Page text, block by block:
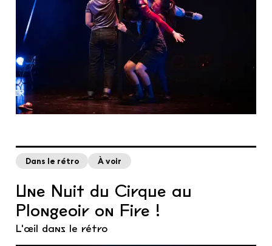
Dans le rétro À voir
Une Nuit du Cirque au
Plongeoir on Fire !
L'œil dans le rétro